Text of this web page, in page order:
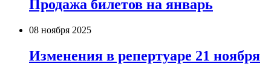
Продажа билетов на январь
08 ноября 2025
Изменения в репертуаре 21 ноября